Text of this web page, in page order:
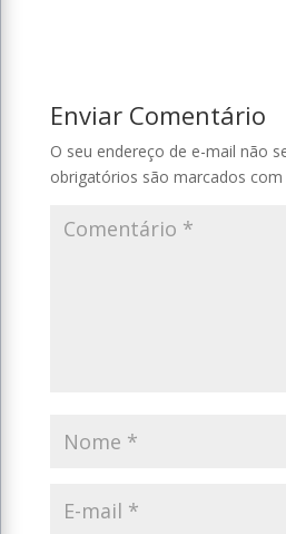
Enviar Comentário
O seu endereço de e-mail não
obrigatórios são marcados com